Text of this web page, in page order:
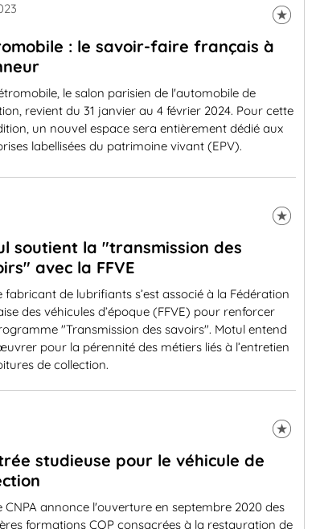
: le savoir-faire français à
le salon parisien de l'automobile de
revient du 31 janvier au 4 février 2024. Pour cette
un nouvel espace sera entièrement dédié aux
labellisées du patrimoine vivant (EPV).
soutient la "transmission des
avec la FFVE
fabricant de lubrifiants s’est associé à la Fédération
des véhicules d’époque (FFVE) pour renforcer
"Transmission des savoirs". Motul entend
pour la pérennité des métiers liés à l’entretien
de collection.
studieuse pour le véhicule de
CNPA annonce l'ouverture en septembre 2020 des
formations CQP consacrées à la restauration de